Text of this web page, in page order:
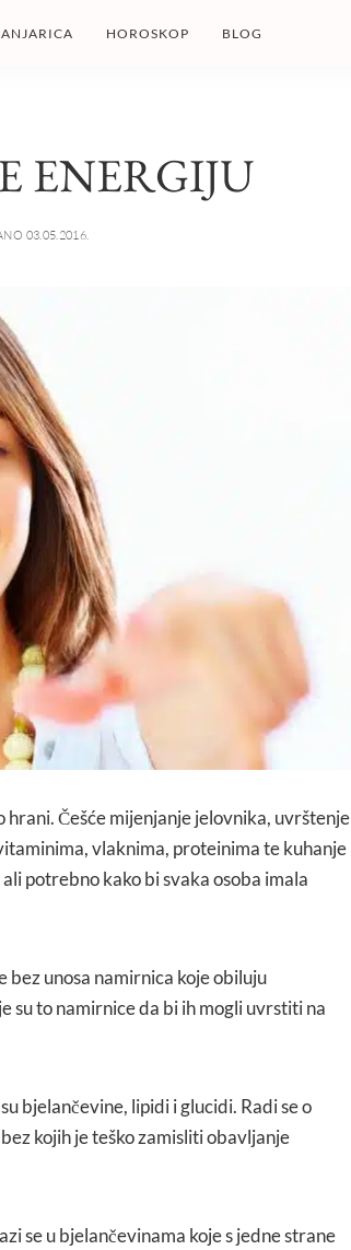
HOROSKOP BLOG
ENERGIJU
03.05.2016.
hrani. Češće mijenjanje jelovnika, uvrštenje
vlaknima, proteinima te kuhanje
potrebno kako bi svaka osoba imala
bez unosa namirnica koje obiluju
su to namirnice da bi ih mogli uvrstiti na
bjelančevine, lipidi i glucidi. Radi se o
kojih je teško zamisliti obavljanje
se u bjelančevinama koje s jedne strane